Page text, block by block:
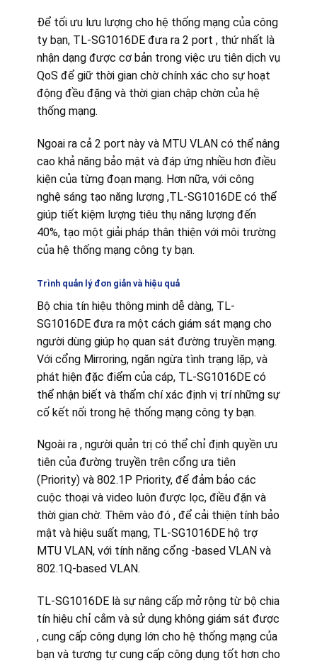
Để tối ưu lưu lượng cho hệ thống mạng của công
ty bạn, TL-SG1016DE đưa ra 2 port , thứ nhất là
nhận dạng được cơ bản trong việc ưu tiên dịch vụ
QoS để giữ thời gian chờ chính xác cho sự hoạt
động đều đặng và thời gian chập chờn của hệ
thống mạng.
Ngoai ra cả 2 port này và MTU VLAN có thể nâng
cao khả năng bảo mật và đáp ứng nhiều hơn điều
kiện của từng đoạn mạng. Hơn nữa, với công
nghệ sáng tạo năng lượng ,TL-SG1016DE có thể
giúp tiết kiệm lượng tiêu thụ năng lượng đến
40%, tạo một giải pháp thân thiện với môi trường
của hệ thống mạng công ty bạn.
Trình quản lý đơn giản và hiệu quả
Bộ chia tín hiệu thông minh dễ dàng, TL-
SG1016DE đưa ra một cách giám sát mạng cho
người dùng giúp họ quan sát đường truyền mạng.
Với cổng Mirroring, ngăn ngừa tình trạng lặp, và
phát hiện đặc điểm của cáp, TL-SG1016DE có
thể nhận biết và thẩm chí xác định vị trí những sự
cố kết nối trong hệ thống mạng công ty bạn.
Ngoài ra , người quản trị có thể chỉ định quyền ưu
tiên của đường truyền trên cổng ưa tiên
(Priority) và 802.1P Priority, để đảm bảo các
cuộc thoại và video luôn được lọc, điều đặn và
thời gian chờ. Thêm vào đó , để cải thiện tính bảo
mật và hiệu suất mạng, TL-SG1016DE hộ trợ
MTU VLAN, với tính năng cổng -based VLAN và
802.1Q-based VLAN.
TL-SG1016DE là sự nâng cấp mở rộng từ bộ chia
tín hiệu chỉ cắm và sử dụng không giám sát được
, cung cấp công dụng lớn cho hệ thống mạng của
bạn và tương tự cung cấp công dụng tốt hơn cho